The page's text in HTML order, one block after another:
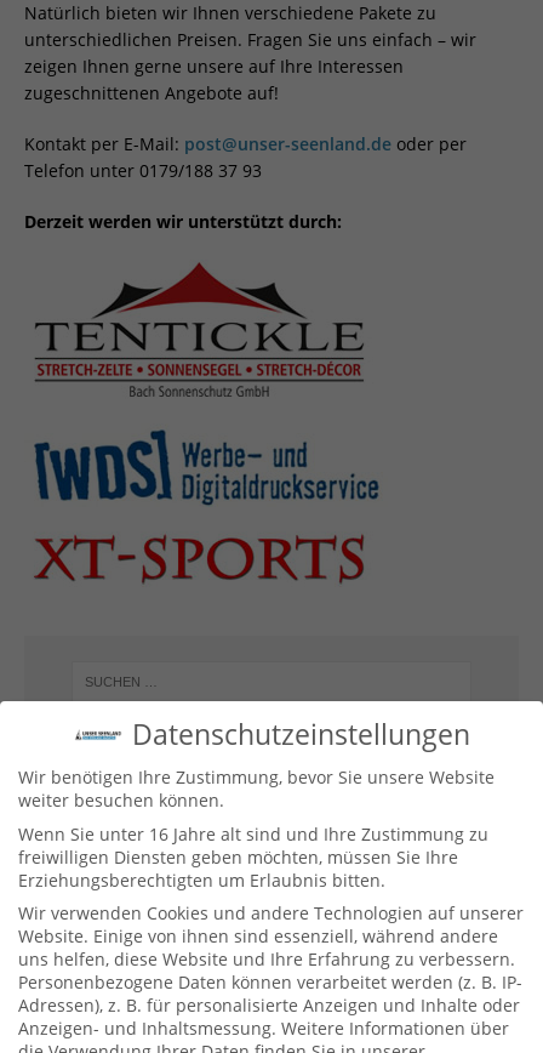
Natürlich bieten wir Ihnen verschiedene Pakete zu
unterschiedlichen Preisen. Fragen Sie uns einfach – wir
zeigen Ihnen gerne unsere auf Ihre Interessen
zugeschnittenen Angebote auf!
Kontakt per E-Mail: post@unser-seenland.de oder per
Telefon unter 0179/188 37 93
Derzeit werden wir unterstützt durch:
10 Plätze, die man bei einem Besuch
im Seenland erlebt haben sollte
Datenschutzeinstellungen
Wir benötigen Ihre Zustimmung, bevor Sie unsere Website
weiter besuchen können.
Wenn Sie unter 16 Jahre alt sind und Ihre Zustimmung zu
freiwilligen Diensten geben möchten, müssen Sie Ihre
Erziehungsberechtigten um Erlaubnis bitten.
Wir verwenden Cookies und andere Technologien auf unserer
Website. Einige von ihnen sind essenziell, während andere
uns helfen, diese Website und Ihre Erfahrung zu verbessern.
Personenbezogene Daten können verarbeitet werden (z. B. IP-
Adressen), z. B. für personalisierte Anzeigen und Inhalte oder
Anzeigen- und Inhaltsmessung. Weitere Informationen über